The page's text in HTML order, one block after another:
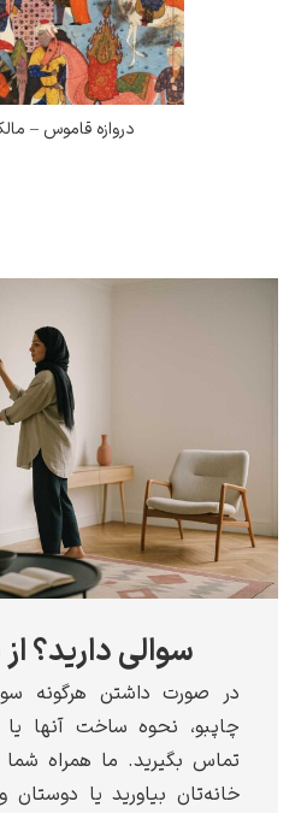
دروازه قاموس –
سوالی دارید؟
در صورت داشتن هرگونه
چاپبو، نحوه ساخت آنها
تماس بگیرید. ما همراه
خانه‌تان بیاورید یا دوستان